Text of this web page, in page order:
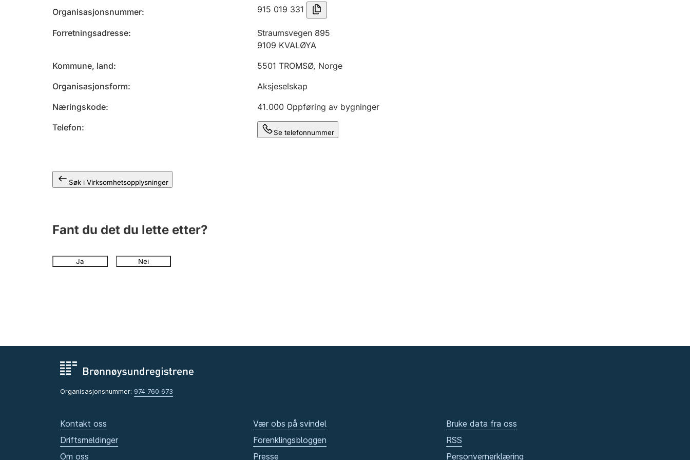
Organisasjonsnummer 915 019 331
Forretningsadresse
Straumsvegen 895
9109 KVALØYA
Kommune, land
5501 TROMSØ, Norge
Organisasjonsform
Aksjeselskap
Næringskode
41.000 Oppføring av bygninger
Telefon
Se telefonnummer
Søk i Virksomhetsopplysninger
Fant du det du lette etter?
Ja Nei
Organisasjonsnummer: 974 760 673
Kontakt oss
Driftsmeldinger
Om oss
Vær obs på svindel
Forenklingsbloggen
Presse
Bruke data fra oss
RSS
Personvernerklæring